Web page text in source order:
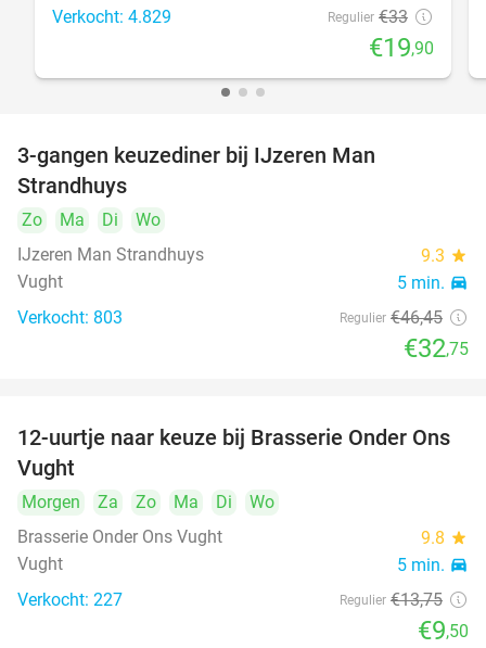
Verkocht: 4.829 Regulier €33
€19,90
3-gangen keuzediner bij IJzeren Man
Strandhuys
Zo Ma Di
Wo
IJzeren Man Strandhuys
9.3 star
Vught 5 min. directions_car
Verkocht: 803 Regulier €46,45
€32,75
31%
12-uurtje naar keuze bij Brasserie Onder Ons
Vught
Morgen Za Zo Ma Di
Wo
Brasserie Onder Ons Vught
9.8 star
Vught 5 min. directions_car
Verkocht: 227 Regulier €13,75
€9,50